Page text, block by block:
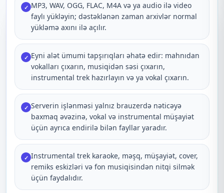
✓ MP3, WAV, OGG, FLAC, M4A və ya audio ilə video
faylı yükləyin; dəstəklənən zaman arxivlər normal
yükləmə axını ilə açılır.
✓ Eyni alət ümumi tapşırıqları əhatə edir: mahnıdan
vokalları çıxarın, musiqidən səsi çıxarın,
instrumental trek hazırlayın və ya vokal çıxarın.
✓ Serverin işlənməsi yalnız brauzerdə nəticəyə
baxmaq əvəzinə, vokal və instrumental müşayiət
üçün ayrıca endirilə bilən fayllar yaradır.
✓ Instrumental trek karaoke, məşq, müşayiət, cover,
remiks eskizləri və fon musiqisindən nitqi silmək
üçün faydalıdır.